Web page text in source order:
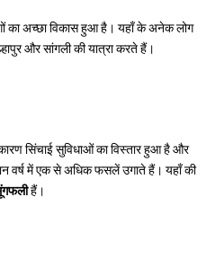
का अच्छा विकास हुआ है। यहाँ के अनेक लोग
और सांगली की यात्रा करते हैं।
सिंचाई सुविधाओं का विस्तार हुआ है और
वर्ष में एक से अधिक फसलें उगाते हैं। यहाँ की
हैं।